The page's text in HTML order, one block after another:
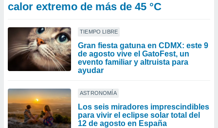
calor extremo de más de 45 °C
TIEMPO LIBRE
Gran fiesta gatuna en CDMX: este 9
de agosto vive el GatoFest, un
evento familiar y altruista para
ayudar
ASTRONOMÍA
Los seis miradores imprescindibles
para vivir el eclipse solar total del
12 de agosto en España